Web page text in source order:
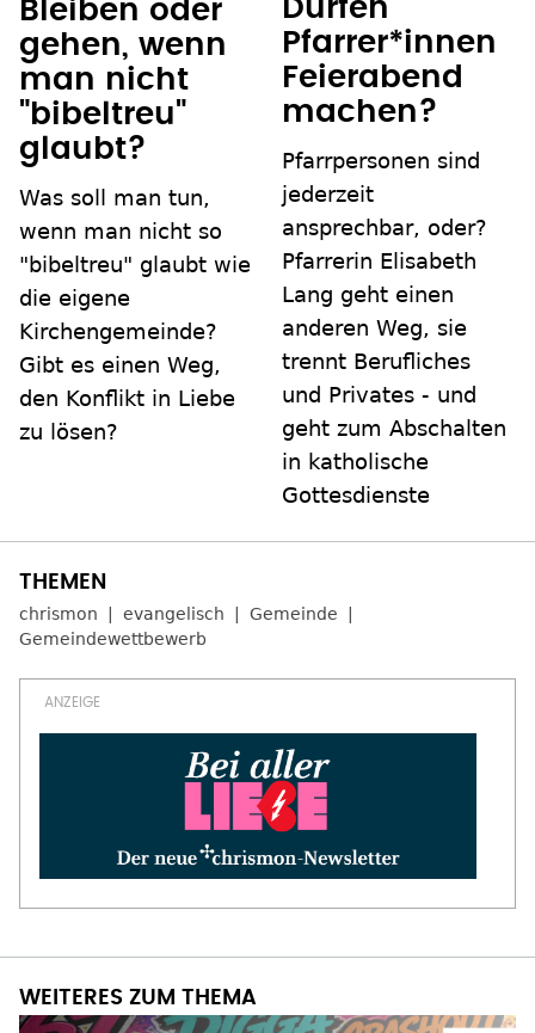
Bleiben oder
gehen, wenn
man nicht
"bibeltreu"
glaubt?
Was soll man tun,
wenn man nicht so
"bibeltreu" glaubt wie
die eigene
Kirchengemeinde?
Gibt es einen Weg,
den Konflikt in Liebe
zu lösen?
Dürfen
Pfarrer*innen
Feierabend
machen?
Pfarrpersonen sind
jederzeit
ansprechbar, oder?
Pfarrerin Elisabeth
Lang geht einen
anderen Weg, sie
trennt Berufliches
und Privates - und
geht zum Abschalten
in katholische
Gottesdienste
chrismon evangelisch
Gemeinde
Gemeindewettbewerb
WEITERES ZUM THEMA